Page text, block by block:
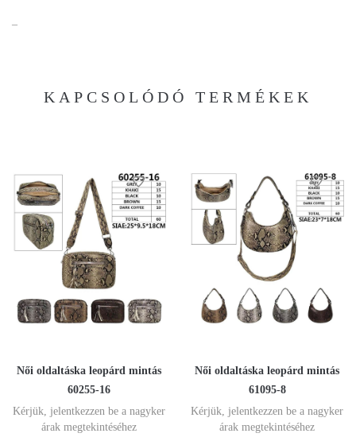
–
KAPCSOLÓDÓ TERMÉKEK
Női oldaltáska leopárd mintás
60255-16
Kérjük, jelentkezzen be a nagyker
árak megtekintéséhez
Női oldaltáska leopárd mintás
61095-8
Kérjük, jelentkezzen be a nagyker
árak megtekintéséhez